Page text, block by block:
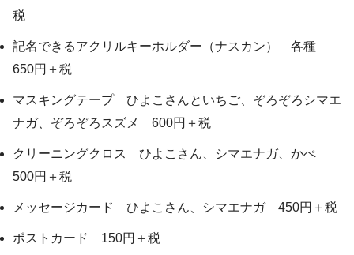
税
記名できるアクリルキーホルダー（ナスカン） 各種
650円＋税
マスキングテープ ひよこさんといちご、ぞろぞろシマエ
ナガ、ぞろぞろスズメ 600円＋税
クリーニングクロス ひよこさん、シマエナガ、かぺ
500円＋税
メッセージカード ひよこさん、シマエナガ 450円＋税
ポストカード 150円＋税